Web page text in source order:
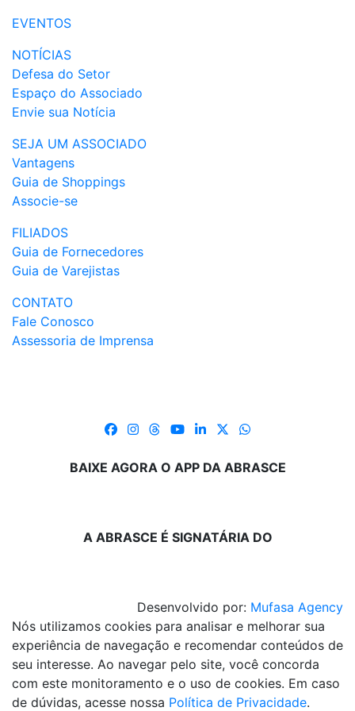
EVENTOS
NOTÍCIAS
Defesa do Setor
Espaço do Associado
Envie sua Notícia
SEJA UM ASSOCIADO
Vantagens
Guia de Shoppings
Associe-se
FILIADOS
Guia de Fornecedores
Guia de Varejistas
CONTATO
Fale Conosco
Assessoria de Imprensa
BAIXE AGORA O APP DA ABRASCE
A ABRASCE É SIGNATÁRIA DO
Desenvolvido por: Mufasa Agency
Nós utilizamos cookies para analisar e melhorar sua
experiência de navegação e recomendar conteúdos de
seu interesse. Ao navegar pelo site, você concorda
com este monitoramento e o uso de cookies. Em caso
de dúvidas, acesse nossa Política de Privacidade.